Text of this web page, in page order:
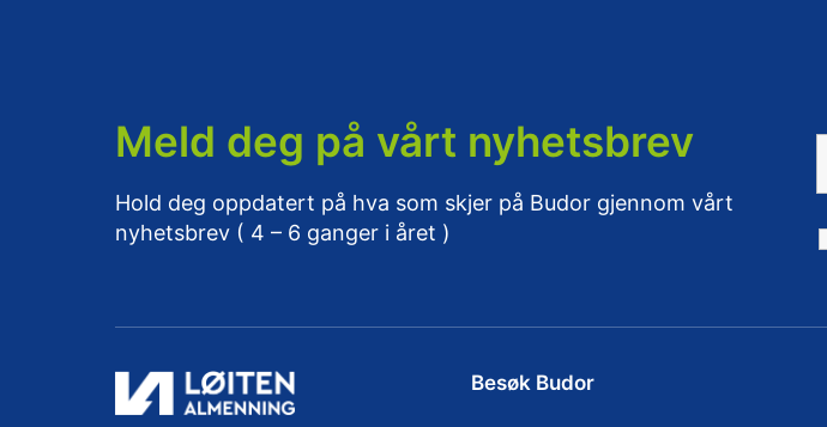
Meld deg på vårt nyhetsbrev
Hold deg oppdatert på hva som skjer på Budor gjennom vårt
nyhetsbrev ( 4 – 6 ganger i året )
Besøk Budor